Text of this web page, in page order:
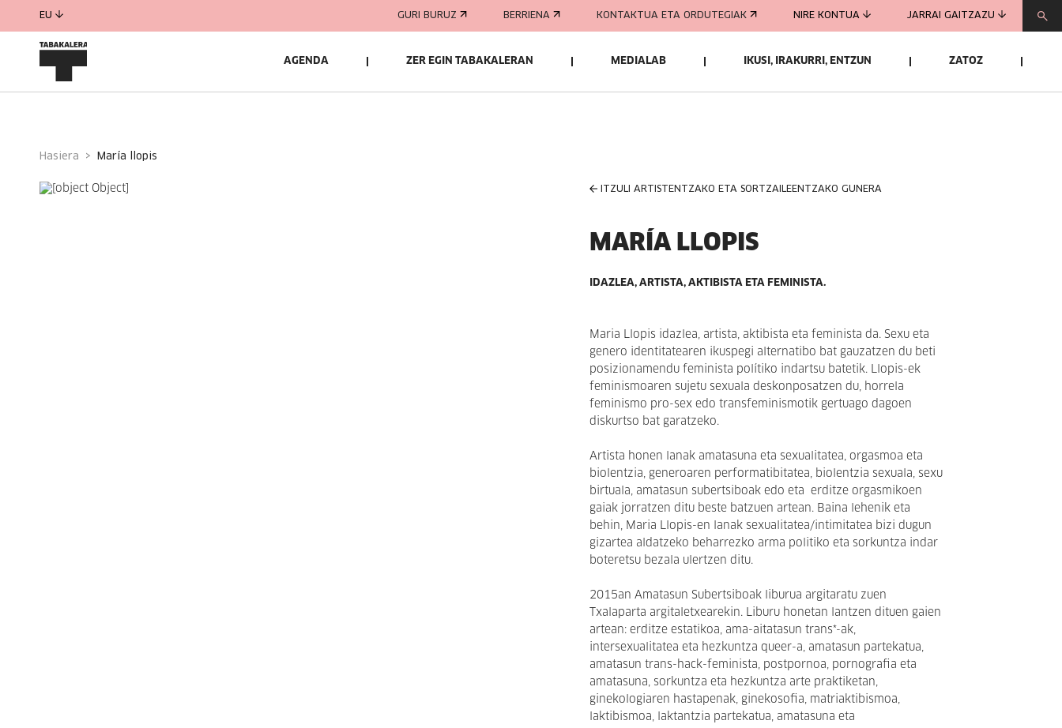
EU GURI BURUZ BERRIENA KONTAKTUA ETA ORDUTEGIAK NIRE KONTUA JARRAI GAITZAZU
AGENDA ZER EGIN TABAKALERAN MEDIALAB IKUSI, IRAKURRI, ENTZUN ZATOZ
Hasiera maría llopis
ITZULI ARTISTENTZAKO ETA SORTZAILEENTZAKO GUNERA
MARÍA LLOPIS
IDAZLEA, ARTISTA, AKTIBISTA ETA FEMINISTA.
Maria Llopis idazlea, artista, aktibista eta feminista da. Sexu eta
genero identitatearen ikuspegi alternatibo bat gauzatzen du beti
posizionamendu feminista polítiko indartsu batetik. Llopis-ek
feminismoaren sujetu sexuala deskonposatzen du, horrela
feminismo pro-sex edo transfeminismotik gertuago dagoen
diskurtso bat garatzeko.
Artista honen lanak amatasuna eta sexualitatea, orgasmoa eta
biolentzia, generoaren performatibitatea, biolentzia sexuala, sexu
birtuala, amatasun subertsiboak edo eta erditze orgasmikoen
gaiak jorratzen ditu beste batzuen artean. Baina lehenik eta
behin, Maria Llopis-en lanak sexualitatea/intimitatea bizi dugun
gizartea aldatzeko beharrezko arma politiko eta sorkuntza indar
boteretsu bezala ulertzen ditu.
2015an Amatasun Subertsiboak liburua argitaratu zuen
Txalaparta argitaletxearekin. Liburu honetan lantzen dituen gaien
artean: erditze estatikoa, ama-aitatasun trans*-ak,
intersexualitatea eta hezkuntza queer-a, amatasun partekatua,
amatasun trans-hack-feminista, postpornoa, pornografia eta
amatasuna, sorkuntza eta hezkuntza arte praktiketan,
ginekologiaren hastapenak, ginekosofia, matriaktibismoa,
laktibismoa, laktantzia partekatua, amatasuna eta